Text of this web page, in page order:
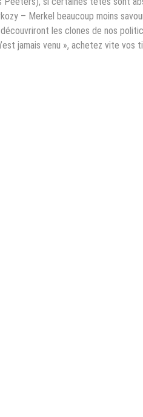
– Merkel beaucoup moins
les clones de nos
jamais venu », achetez vite